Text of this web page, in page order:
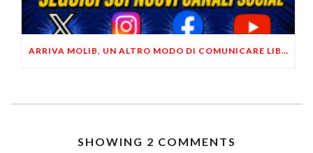
ARRIVA MOLIB, UN ALTRO MODO DI COMUNICARE LIBERTARIO
SHOWING 2 COMMENTS